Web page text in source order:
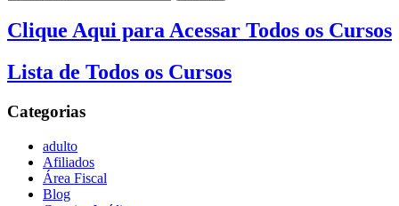
Clique Aqui para Acessar Todos os Cursos
Lista de Todos os Cursos
Categorias
adulto
Afiliados
Área Fiscal
Blog